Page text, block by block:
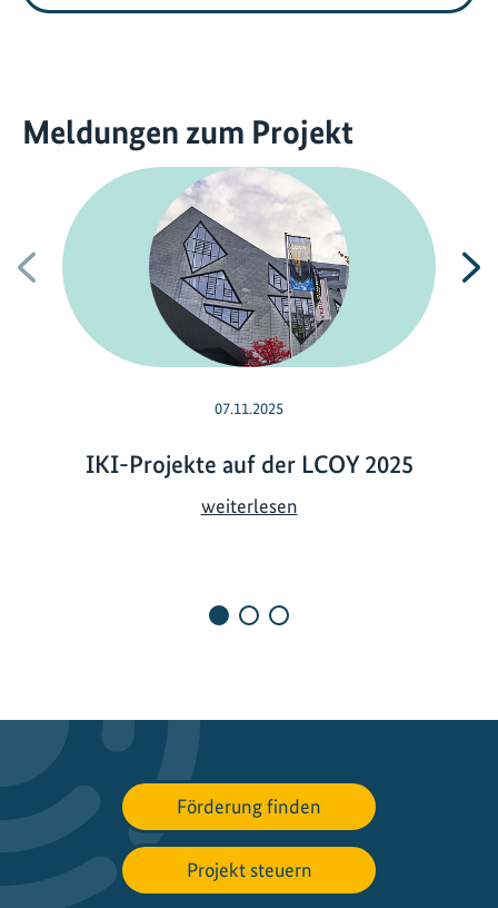
Meldungen zum Projekt
Vorherige
07.11.2025
IKI-Projekte auf der LCOY 2025
weiterlesenI
e
t
e
u
f
Förderung finden
Projekt steuern